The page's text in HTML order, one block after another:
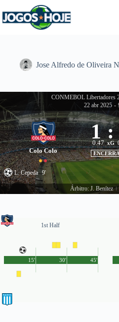
para
o
Jose Alfredo de Oliveira
CONMEBOL Libertadores
22 abr 2025 -
Colo Colo
1 :
0.47 xG
L. Cepeda 9'
Árbitro: J. Benítez
1st Half
45'
15' 30'